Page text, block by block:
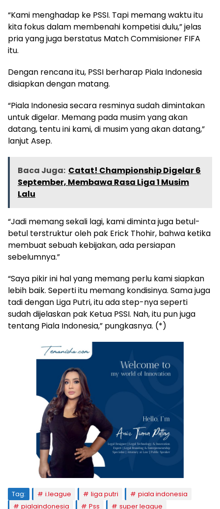
“Kami menghadap ke PSSI. Tapi memang waktu itu
kita fokus dalam membenahi kompetisi dulu,” jelas
pria yang juga berstatus Match Commisioner FIFA
itu.
Dengan rencana itu, PSSI berharap Piala Indonesia
disiapkan dengan matang.
“Piala Indonesia secara resminya sudah dimintakan
untuk digelar. Memang pada musim yang akan
datang, tentu ini kami, di musim yang akan datang,”
lanjut Asep.
Baca Juga: Catat! Championship Digelar 6
September, Membawa Rasa Liga 1 Musim
Lalu
“Jadi memang sekali lagi, kami diminta juga betul-
betul terstruktur oleh pak Erick Thohir, bahwa ketika
membuat sebuah kebijakan, ada persiapan
sebelumnya.”
“Saya pikir ini hal yang memang perlu kami siapkan
lebih baik. Seperti itu memang kondisinya. Sama juga
tadi dengan Liga Putri, itu ada step-nya seperti
sudah dijelaskan pak Ketua PSSI. Nah, itu pun juga
tentang Piala Indonesia,” pungkasnya. (*)
Tag: i.league liga putri
piala indonesia
pialaindonesia
Pss super league